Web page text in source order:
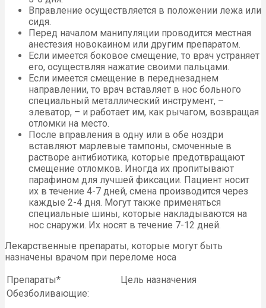
Вправление осуществляется в положении лежа или
сидя.
Перед началом манипуляции проводится местная
анестезия новокаином или другим препаратом.
Если имеется боковое смещение, то врач устраняет
его, осуществляя нажатие своими пальцами.
Если имеется смещение в переднезаднем
направлении, то врач вставляет в нос больного
специальный металлический инструмент, –
элеватор, – и работает им, как рычагом, возвращая
отломки на место.
После вправления в одну или в обе ноздри
вставляют марлевые тампоны, смоченные в
растворе антибиотика, которые предотвращают
смещение отломков. Иногда их пропитывают
парафином для лучшей фиксации. Пациент носит
их в течение 4-7 дней, смена производится через
каждые 2-4 дня. Могут также применяться
специальные шины, которые накладываются на
нос снаружи. Их носят в течение 7-12 дней.
Лекарственные препараты, которые могут быть
назначены врачом при переломе носа
Препараты*
Цель назначения
Обезболивающие: